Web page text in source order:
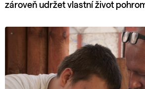
zároveň udržet vlastní život